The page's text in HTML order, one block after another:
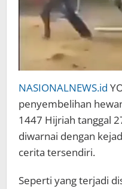
NASIONALNEWS.id
penyembelihan
1447 Hijriah tanggal
diwarnai dengan
cerita tersendiri.
Seperti yang terjadi